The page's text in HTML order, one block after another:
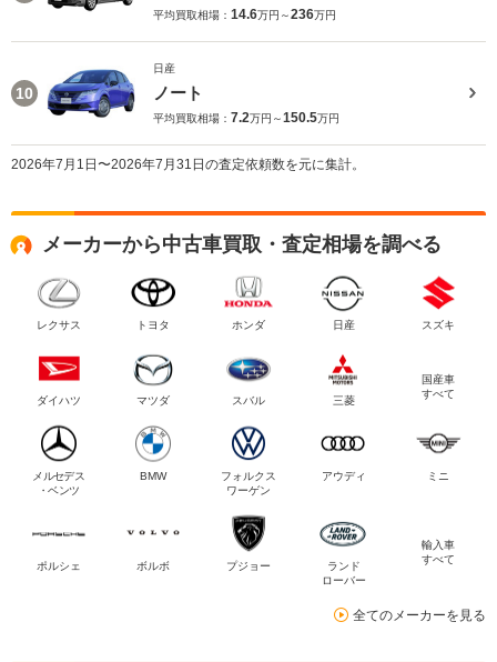
平均買取相場： 14.6万円～236万円
10
日産
ノート
平均買取相場： 7.2万円～150.5万円
2026年7月1日〜2026年7月31日の査定依頼数を元に集計。
メーカーから中古車買取・査定相場を調べる
レクサス トヨタ ホンダ 日産 スズキ
ダイハツ マツダ スバル 三菱
国産車
すべて
メルセデス
・ベンツ
BMW
フォルクス
ワーゲン
アウディ ミニ
ポルシェ ボルボ プジョー
ランド
ローバー
輸入車
すべて
全てのメーカーを見る